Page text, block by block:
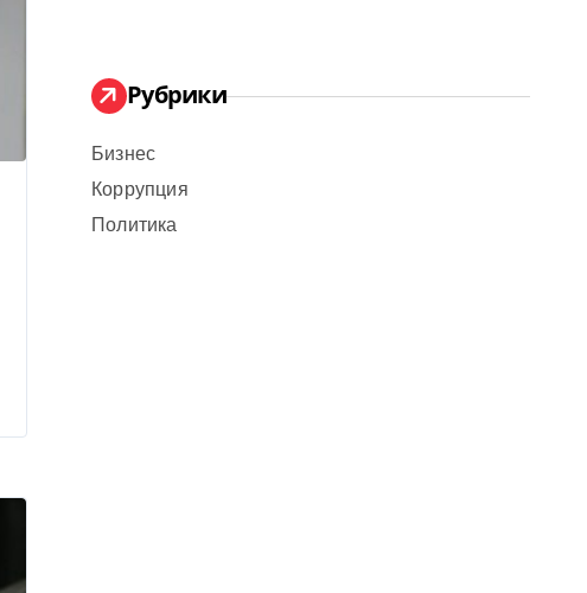
Рубрики
Бизнес
Коррупция
Политика